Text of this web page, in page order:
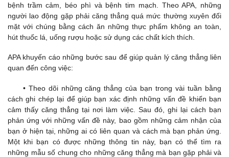
bệnh trầm cảm, béo phì và bệnh tim mạch. Theo APA, những
người lao động gặp phải căng thẳng quá mức thường xuyên đối
mặt với chúng bằng cách ăn những thực phẩm không an toàn,
hút thuốc lá, uống rượu hoặc sử dụng các chất kích thích.
APA khuyến cáo những bước sau để giúp quản lý căng thẳng liên
quan đến công việc:
• Theo dõi những căng thẳng của bạn trong vài tuần bằng
cách ghi chép lại để giúp bạn xác định những vấn đề khiến bạn
cảm thấy căng thẳng tại nơi làm việc. Sau đó, ghi lại cách bạn
phản ứng với những vấn đề này, bao gồm những cảm nhận của
bạn ở hiện tại, những ai có liên quan và cách mà bạn phản ứng.
Một khi bạn có được những thông tin này, bạn có thể tìm ra
những mẫu số chung cho những căng thẳng mà bạn gặp phải và